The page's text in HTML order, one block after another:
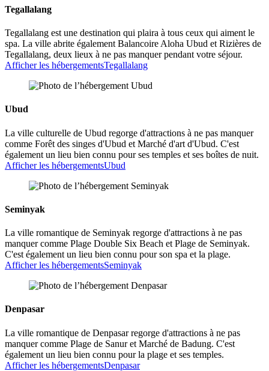
Tegallalang
Tegallalang est une destination qui plaira à tous ceux qui aiment le
spa. La ville abrite également Balancoire Aloha Ubud et Rizières de
Tegallalang, deux lieux à ne pas manquer pendant votre séjour.
Afficher les hébergementsTegallalang
Ubud
La ville culturelle de Ubud regorge d'attractions à ne pas manquer
comme Forêt des singes d'Ubud et Marché d'art d'Ubud. C'est
également un lieu bien connu pour ses temples et ses boîtes de nuit.
Afficher les hébergementsUbud
Seminyak
La ville romantique de Seminyak regorge d'attractions à ne pas
manquer comme Plage Double Six Beach et Plage de Seminyak.
C'est également un lieu bien connu pour son spa et la plage.
Afficher les hébergementsSeminyak
Denpasar
La ville romantique de Denpasar regorge d'attractions à ne pas
manquer comme Plage de Sanur et Marché de Badung. C'est
également un lieu bien connu pour la plage et ses temples.
Afficher les hébergementsDenpasar